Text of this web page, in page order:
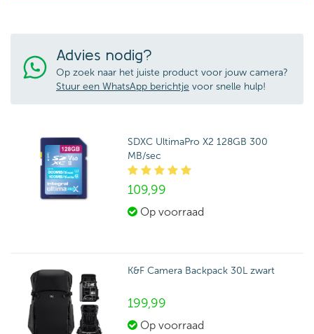
Advies nodig?
Op zoek naar het juiste product voor jouw camera?
Stuur een WhatsApp berichtje voor snelle hulp!
SDXC UltimaPro X2 128GB 300
MB/sec
109,99
Op voorraad
K&F Camera Backpack 30L zwart
199,99
Op voorraad